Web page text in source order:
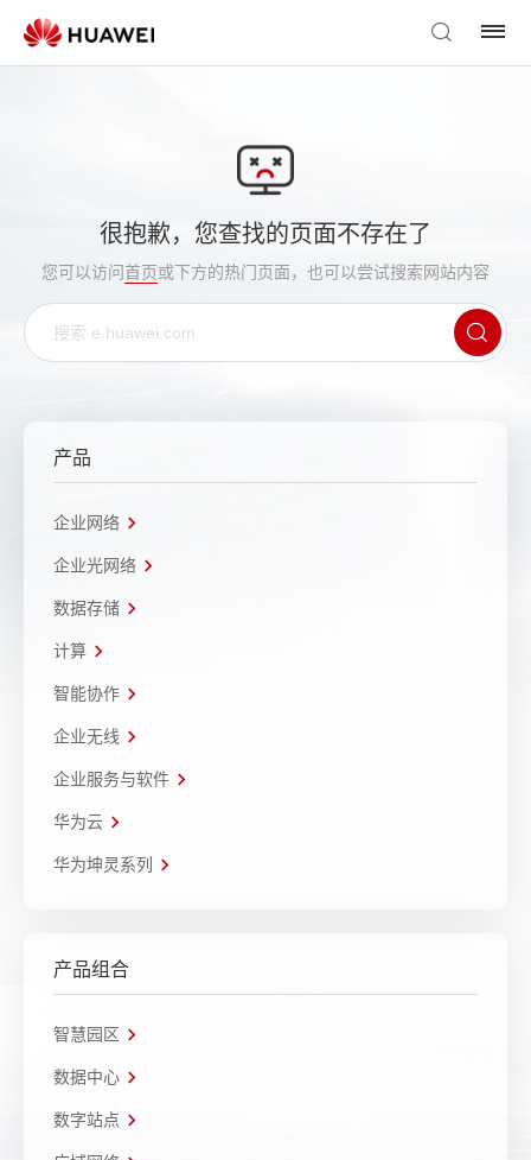
很抱歉，您查找的页面不存在了
您可以访问首页或下方的热门页面，也可以尝试搜索网站内容
产品
企业网络
企业光网络
数据存储
计算
智能协作
企业无线
企业服务与软件
华为云
华为坤灵系列
产品组合
智慧园区
数据中心
数字站点